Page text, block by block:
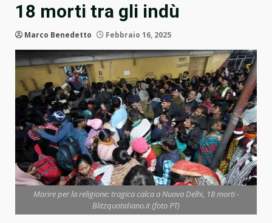
18 morti tra gli indù
Marco Benedetto Febbraio 16, 2025
Morire per la religione: tragica calca a Nuova Delhi, 18 morti -
Blitzquotidiano.it (foto PT)